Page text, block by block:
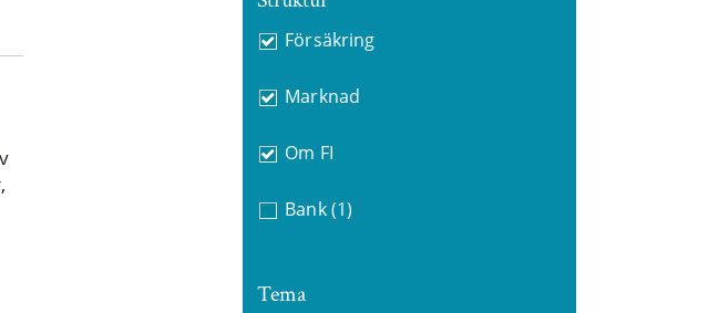
Försäkring
Marknad
Om FI
Bank (1)
Tema